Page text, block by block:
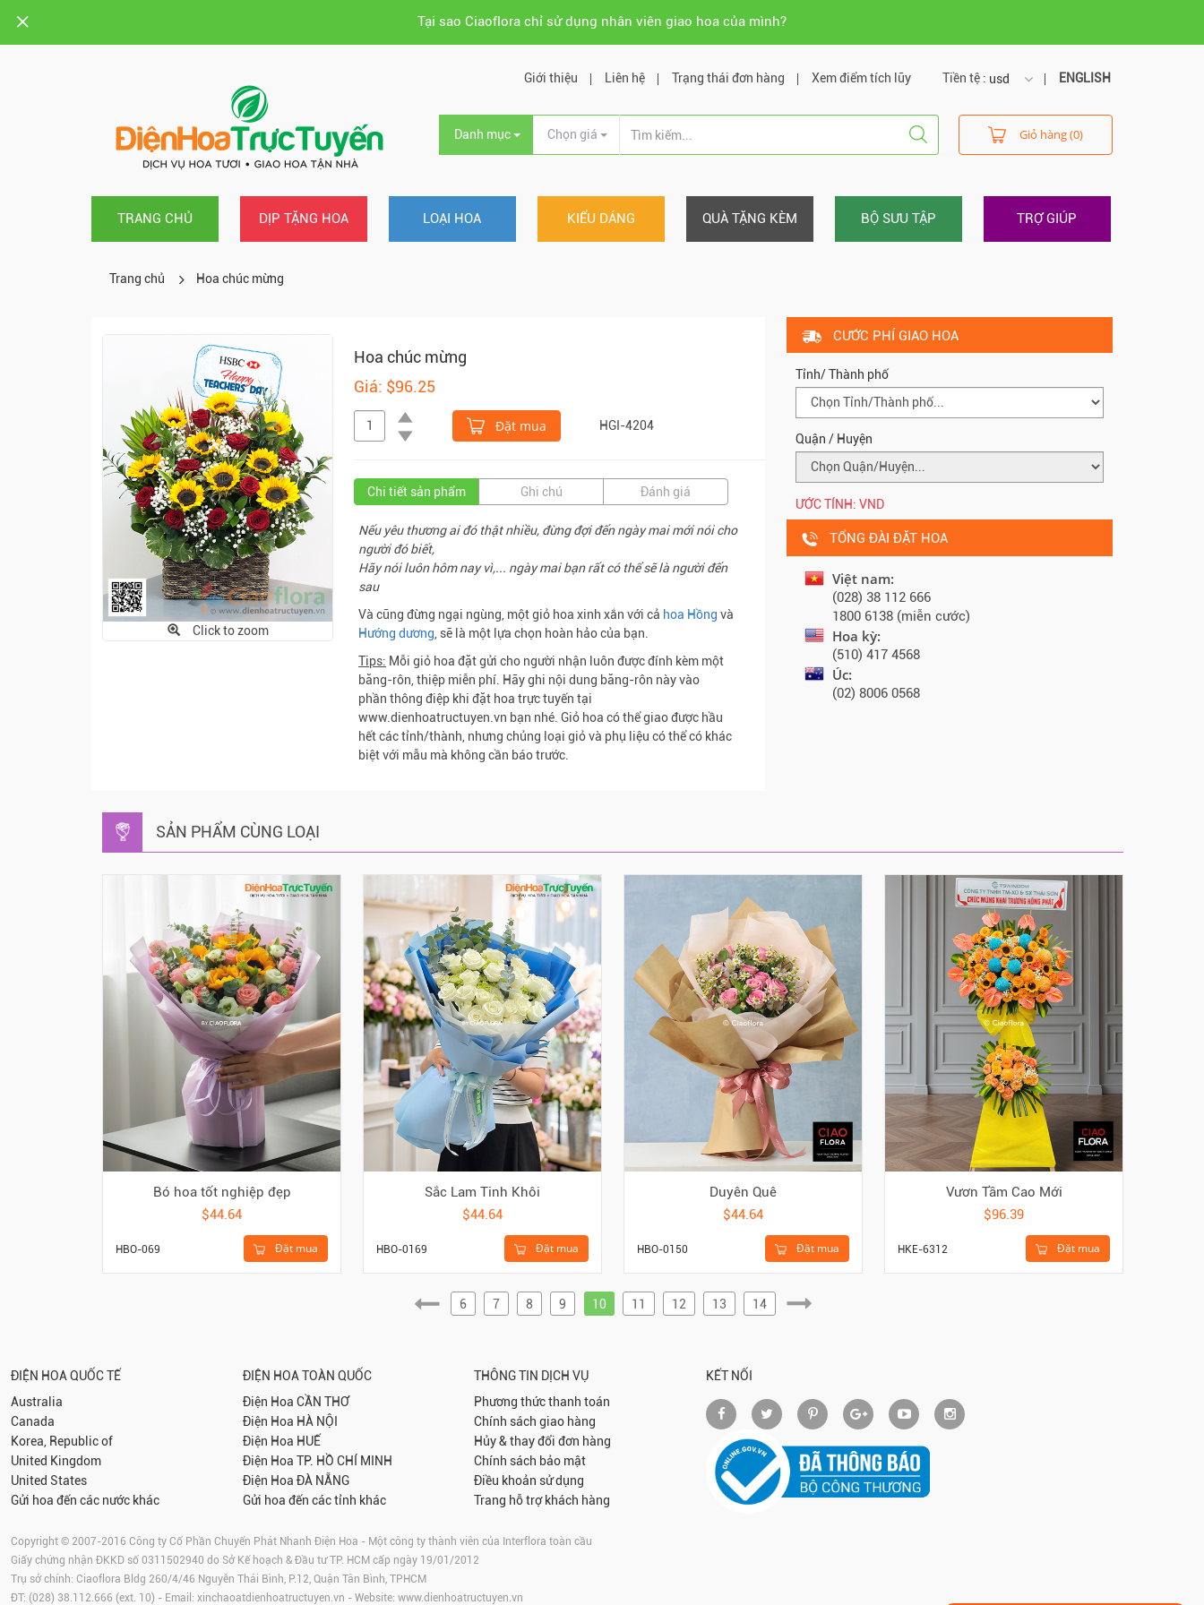
Tại sao Ciaoflora chỉ sử dụng nhân viên giao hoa của mình?
Tiền tệ : usd
usd
vnd
ENGLISH
Giới thiệu Liên hệ Trạng thái đơn hàng Xem điểm tích lũy
Danh mục Chọn giá Giỏ hàng (0)
TRANG CHỦ DỊP TẶNG HOA LOẠI HOA KIỂU DÁNG QUÀ TẶNG KÈM BỘ SƯU TẬP TRỢ GIÚP
Trang chủ Hoa chúc mừng
Click to zoom
Hoa chúc mừng
Giá: $96.25
Đặt mua HGI-4204
Chi tiết sản phẩm Ghi chú Đánh giá
Nếu yêu thương ai đó thật nhiều, đừng đợi đến ngày mai mới nói cho
người đó biết,
Hãy nói luôn hôm nay vì,... ngày mai bạn rất có thể sẽ là người đến
sau
Và cũng đừng ngại ngùng, một giỏ hoa xinh xắn với cả hoa Hồng và
Hướng dương , sẽ là một lựa chọn hoàn hảo của bạn.
Tips: Mỗi giỏ hoa đặt gửi cho người nhận luôn được đính kèm một
băng-rôn, thiệp miễn phí. Hãy ghi nội dung băng-rôn này vào
phần thông điệp khi đặt hoa trực tuyến tại
www.dienhoatructuyen.vn bạn nhé. Giỏ hoa có thể giao được hầu
hết các tỉnh/thành, nhưng chủng loại giỏ và phụ liệu có thể có khác
biệt với mẫu mà không cần báo trước.
CƯỚC PHÍ GIAO HOA
Tỉnh/ Thành phố
Quận / Huyện
ƯỚC TÍNH: VND
TỔNG ĐÀI ĐẶT HOA
Việt nam:
(028) 38 112 666
1800 6138 (miễn cước)
Hoa kỳ:
(510) 417 4568
Úc:
(02) 8006 0568
SẢN PHẨM CÙNG LOẠI
Bó hoa tốt nghiệp đẹp
$44.64
Đặt mua
HBO-069
Sắc Lam Tinh Khôi
$44.64
Đặt mua
HBO-0169
Duyên Quê
$44.64
Đặt mua
HBO-0150
Vươn Tầm Cao Mới
$96.39
Đặt mua
HKE-6312
6 7 8 9 10 11 12 13 14
ĐIỆN HOA QUỐC TẾ
Australia
Canada
Korea, Republic of
United Kingdom
United States
Gửi hoa đến các nước khác
ĐIỆN HOA TOÀN QUỐC
Điện Hoa CẦN THƠ
Điện Hoa HÀ NỘI
Điện Hoa HUẾ
Điện Hoa TP. HỒ CHÍ MINH
Điện Hoa ĐÀ NẴNG
Gửi hoa đến các tỉnh khác
THÔNG TIN DỊCH VỤ
Phương thức thanh toán
Chính sách giao hàng
Hủy & thay đổi đơn hàng
Chính sách bảo mật
Điều khoản sử dụng
Trang hỗ trợ khách hàng
Copyright © 2007-2016 Công ty Cổ Phần Chuyển Phát Nhanh Điện Hoa - Một công ty thành viên của Interflora toàn cầu
Giấy chứng nhận ĐKKD số 0311502940 do Sở Kế hoạch & Đầu tư TP. HCM cấp ngày 19/01/2012
Trụ sở chính: Ciaoflora Bldg 260/4/46 Nguyễn Thái Bình, P.12, Quận Tân Bình, TPHCM
ĐT: (028) 38.112.666 (ext. 10) - Email: xinchaoatdienhoatructuyen.vn - Website: www.dienhoatructuyen.vn
KẾT NỐI